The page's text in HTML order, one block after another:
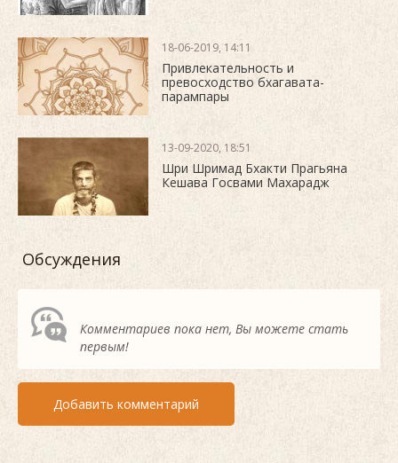
18-06-2019, 14:11
Привлекательность и
превосходство бхагавата-
парампары
13-09-2020, 18:51
Шри Шримад Бхакти Прагьяна
Кешава Госвами Махарадж
Обсуждения
Комментариев пока нет, Вы можете стать
первым!
Добавить комментарий